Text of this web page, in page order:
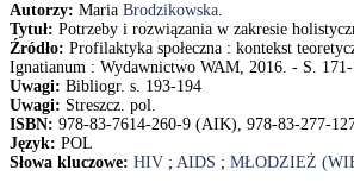
Autorzy: Maria Brodzikowska.
Tytuł: Potrzeby i rozwiązania w zakresie
Źródło: Profilaktyka społeczna : kontekst
Ignatianum : Wydawnictwo WAM, 2016. - S.
Uwagi: Bibliogr. s. 193-194
Uwagi: Streszcz. pol.
ISBN: 978-83-7614-260-9 (AIK), 978-83-277-
Język: POL
Słowa kluczowe: HIV ; AIDS ; MŁODZIEŻ